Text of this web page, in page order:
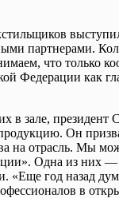
партнерами.
что только
Федерации как
в зале, президент
Он
на отрасль. Мы
Одна из них
год назад
в